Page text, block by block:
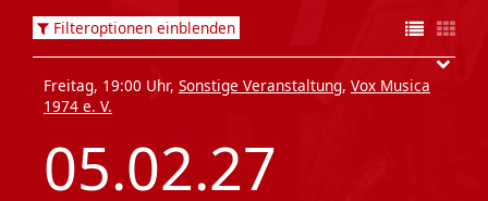
Filteroptionen einblenden
Freitag, 19:00 Uhr, Sonstige Veranstaltung, Vox Musica
1974 e. V.
05.02.27